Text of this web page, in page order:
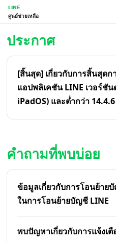
LINE
ศูนย์ช่วยเหลือ
ประกาศ
[สิ้นสุด] เกี่ยวกับการสิ้นสุดก
แอปพลิเคชัน LINE เวอร์ชั
iPadOS) และต่ำกว่า
คำถามที่พบบ่อย
ข้อมูลเกี่ยวกับการโอนย้า
ในการโอนย้ายบัญชี LINE
พบปัญหาเกี่ยวกับการแจ้งเตื